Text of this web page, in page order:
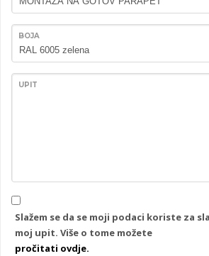
BOJA
UPIT
Slažem se da se moji podaci koriste za
moj upit. Više o tome možete
pročitati ovdje.